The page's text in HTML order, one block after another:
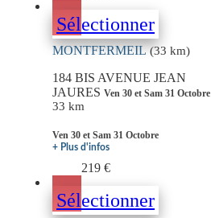
Sélectionner
MONTFERMEIL(33 km)
184 BIS AVENUE JEAN
JAURES Ven 30 et Sam 31 Octobre
33 km
Ven 30 et Sam 31 Octobre
+ Plus d'infos
219 €
Sélectionner